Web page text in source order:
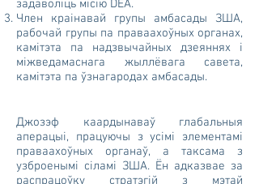
задаволіць місію DEA.
Член краінавай групы амбасады ЗША,
рабочай групы па праваахоўных органах,
камітэта па надзвычайных дзеяннях і
міжведамаснага жыллёвага савета,
камітэта па ўзнагародах амбасады.
Джозэф каардынаваў глабальныя
аперацыі, працуючы з усімі элементамі
праваахоўных органаў, а таксама з
узброенымі сіламі ЗША. Ён адказвае за
распрацоўку стратэгій з мэтай